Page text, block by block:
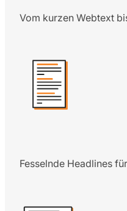
Vom kurzen Webtext
Fesselnde Headlines